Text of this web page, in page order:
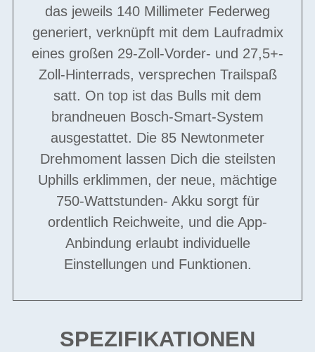
das jeweils 140 Millimeter Federweg
generiert, verknüpft mit dem Laufradmix
eines großen 29-Zoll-Vorder- und 27,5+-
Zoll-Hinterrads, versprechen Trailspaß
satt. On top ist das Bulls mit dem
brandneuen Bosch-Smart-System
ausgestattet. Die 85 Newtonmeter
Drehmoment lassen Dich die steilsten
Uphills erklimmen, der neue, mächtige
750-Wattstunden- Akku sorgt für
ordentlich Reichweite, und die App-
Anbindung erlaubt individuelle
Einstellungen und Funktionen.
SPEZIFIKATIONEN